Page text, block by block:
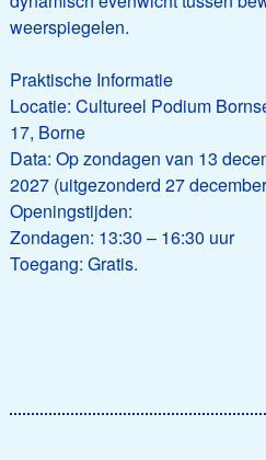
weerspiegelen.
Praktische Informatie
Locatie: Cultureel Podium
17, Borne
Data: Op zondagen van 13
2027 (uitgezonderd 27
Openingstijden:
Zondagen: 13:30 – 16:30 uur
Toegang: Gratis.